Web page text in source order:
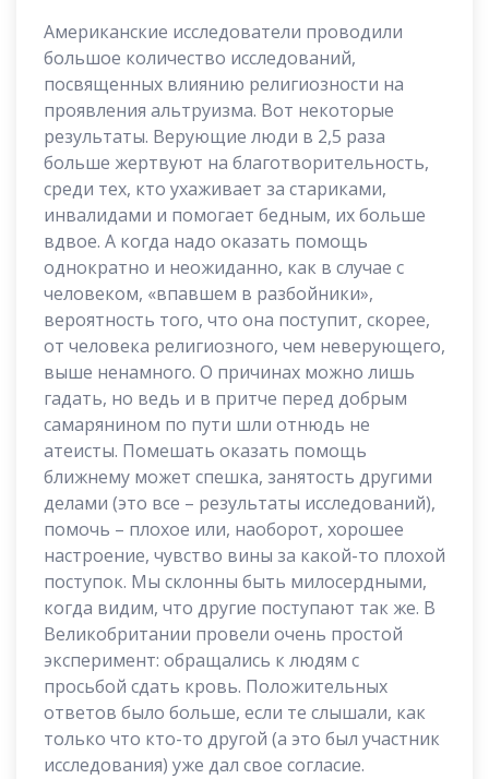
Американские исследователи проводили
большое количество исследований,
посвященных влиянию религиозности на
проявления альтруизма. Вот некоторые
результаты. Верующие люди в 2,5 раза
больше жертвуют на благотворительность,
среди тех, кто ухаживает за стариками,
инвалидами и помогает бедным, их больше
вдвое. А когда надо оказать помощь
однократно и неожиданно, как в случае с
человеком, «впавшем в разбойники»,
вероятность того, что она поступит, скорее,
от человека религиозного, чем неверующего,
выше ненамного. О причинах можно лишь
гадать, но ведь и в притче перед добрым
самарянином по пути шли отнюдь не
атеисты. Помешать оказать помощь
ближнему может спешка, занятость другими
делами (это все – результаты исследований),
помочь – плохое или, наоборот, хорошее
настроение, чувство вины за какой-то плохой
поступок. Мы склонны быть милосердными,
когда видим, что другие поступают так же. В
Великобритании провели очень простой
эксперимент: обращались к людям с
просьбой сдать кровь. Положительных
ответов было больше, если те слышали, как
только что кто-то другой (а это был участник
исследования) уже дал свое согласие.